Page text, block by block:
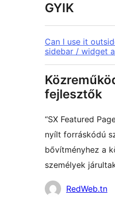
GYIK
Can I use it
sidebar / widget
fejlesztők
“SX Featured
nyílt forráskódú
bővítményhez a
személyek
Közreműködők
RedWeb.tn